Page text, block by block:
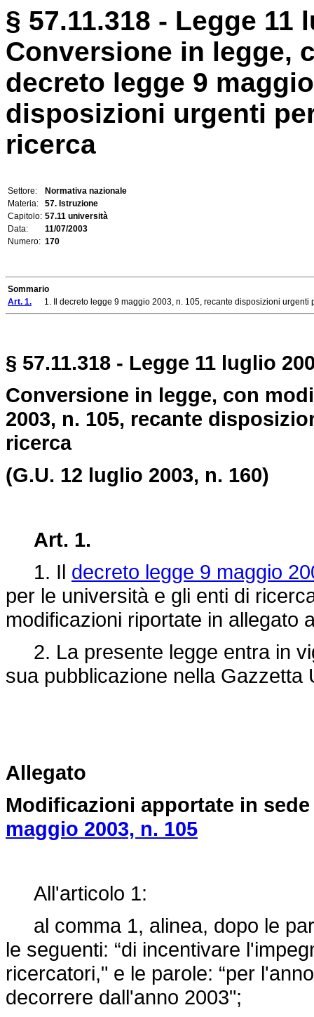
§ 57.11.318 - Legge 11
Conversione in legge,
decreto legge 9
disposizioni urgenti
ricerca
Settore:
Normativa nazionale
Materia:
57. Istruzione
Capitolo: 57.11 università
Data:
11/07/2003
Numero: 170
Sommario
Art. 1. 1. Il decreto legge 9 maggio 2003, n. 105, recante disposizioni urgenti
§ 57.11.318 - Legge 11 luglio
Conversione in legge, con
2003, n. 105, recante
ricerca
(G.U. 12 luglio 2003, n. 160)
Art. 1.
1. Il decreto legge 9 maggio
per le università e gli enti di
modificazioni riportate in allegato
2. La presente legge entra in
sua pubblicazione nella Gazzetta
Allegato
Modificazioni apportate in
maggio 2003, n. 105
All'articolo 1:
al comma 1, alinea, dopo le
le seguenti: “di incentivare
ricercatori," e le parole: “per
decorrere dall'anno 2003";